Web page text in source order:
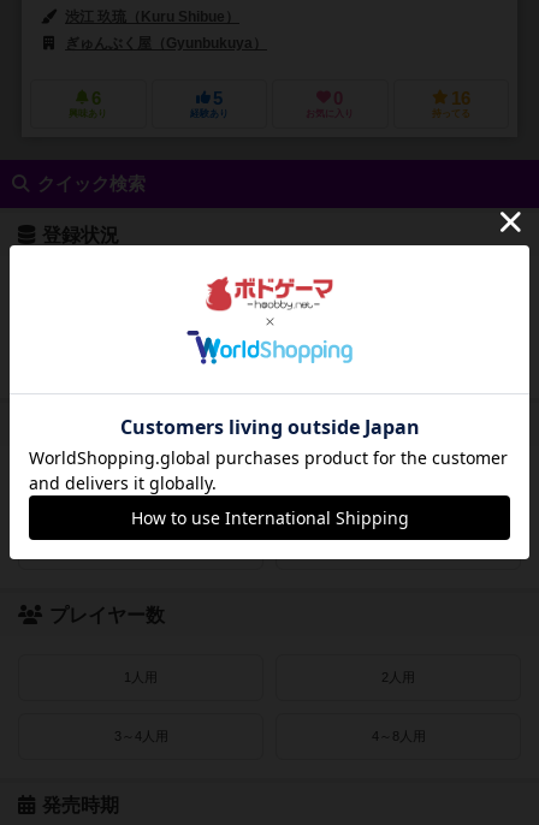
渋江 玖琉（Kuru Shibue）
ぎゅんぶく屋（Gyunbukuya）
6
興味あり
5
経験あり
0
お気に入り
16
持ってる
クイック検索
登録状況
受賞作品
ドイツゲーム大賞
プレイヤー数
1人用 2人用
3～4人用 4～8人用
発売時期